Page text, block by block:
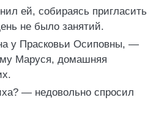
ей, собираясь пригласить
не было занятий.
у Прасковьи Осиповны, —
Маруся, домашняя
— недовольно спросил